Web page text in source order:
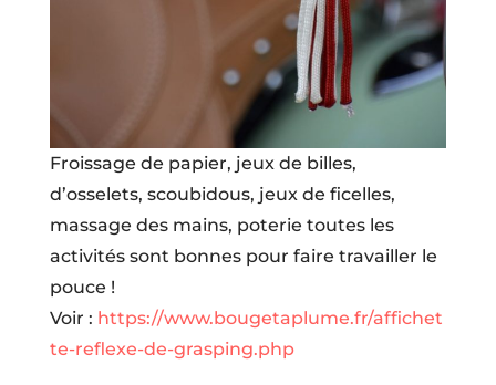
Froissage de papier, jeux de billes,
d’osselets, scoubidous, jeux de ficelles,
massage des mains, poterie toutes les
activités sont bonnes pour faire travailler le
pouce !
Voir : https://www.bougetaplume.fr/affichet
te-reflexe-de-grasping.php